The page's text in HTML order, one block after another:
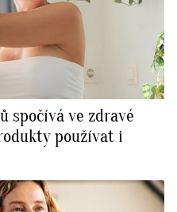
spočívá ve zdravé
používat i